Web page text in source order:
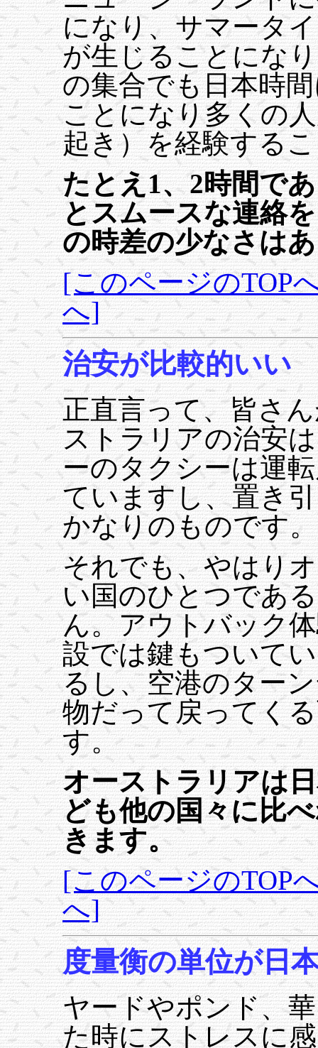
になり、サマータ
が生じることにな
の集合でも日本時
ことになり多くの
起き）を経験する
たとえ1、2時間で
とスムースな連絡
の時差の少なさは
[このページのTOP
へ]
治安が比較的いい
正直言って、皆さ
ストラリアの治安
ーのタクシーは運
ていますし、置き
かなりのものです。
それでも、やはり
い国のひとつであ
ん。アウトバック
設では鍵もついて
るし、空港のター
物だって戻ってく
す。
オーストラリアは
ども他の国々に比
きます。
[このページのTOP
へ]
度量衡の単位が日
ヤードやポンド、
た時にストレスに